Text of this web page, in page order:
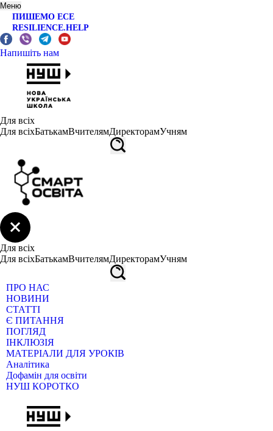
Меню
ПИШЕМО ЕСЕ
RESILIENCE.HELP
Напишіть нам
Для всіх
Для всіхБатькамВчителямДиректорамУчням
Для всіх
Для всіхБатькамВчителямДиректорамУчням
ПРО НАС
НОВИНИ
СТАТТІ
Є ПИТАННЯ
ПОГЛЯД
ІНКЛЮЗІЯ
МАТЕРІАЛИ ДЛЯ УРОКІВ
Аналітика
Дофамін для освіти
НУШ КОРОТКО